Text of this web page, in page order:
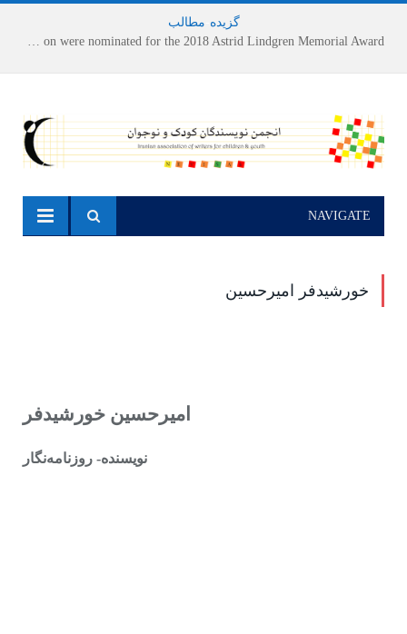
گزیده مطالب
NAVIGATE
خورشیدفر امیرحسین
امیرحسین خورشیدفر
نویسنده- روزنامه‌نگار